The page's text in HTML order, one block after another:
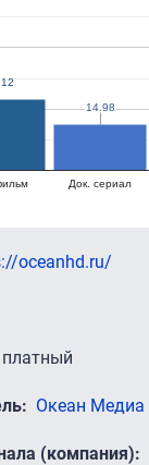
Док. сериал
14.98
14.98
oceanhd.ru/
платный
Океан Медиа
(компания)